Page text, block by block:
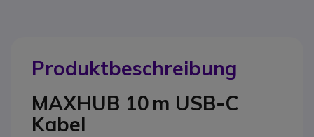
Produktbeschreibung
MAXHUB 10 m USB‑C
Kabel